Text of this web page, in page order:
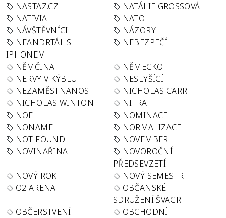
NASTAZ.CZ
NATÁLIE GROSSOVÁ
NATIVIA
NATO
NÁVŠTĚVNÍCI
NÁZORY
NEANDRTÁL S
IPHONEM
NEBEZPEČÍ
NĚMČINA
NĚMECKO
NERVY V KÝBLU
NESLYŠÍCÍ
NEZAMĚSTNANOST
NICHOLAS CARR
NICHOLAS WINTON
NITRA
NOE
NOMINACE
NONAME
NORMALIZACE
NOT FOUND
NOVEMBER
NOVINAŘINA
NOVOROČNÍ
PŘEDSEVZETÍ
NOVÝ ROK
NOVÝ SEMESTR
O2 ARENA
OBČANSKÉ
SDRUŽENÍ ŠVAGR
OBČERSTVENÍ
OBCHODNÍ